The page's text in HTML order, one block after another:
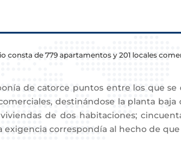
consta de 779 apartamentos y 201 locales
de catorce puntos entre los que
destinándose la planta
de dos habitaciones;
exigencia correspondía al hecho de